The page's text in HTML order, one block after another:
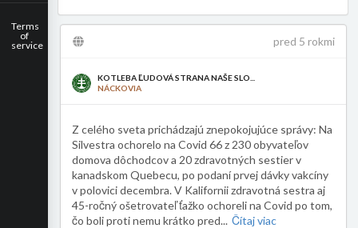
Terms
of
service
pred 5 rokmi
KOTLEBA ĽUDOVÁ STRANA NAŠE SLO...
NÁCKOVIA
Z celého sveta prichádzajú znepokojujúce správy: Na
Silvestra ochorelo na Covid 66 z 230 obyvateľov
domova dôchodcov a 20 zdravotných sestier v
kanadskom Quebecu, po podaní prvej dávky vakcíny
v polovici decembra. V Kalifornii zdravotná sestra aj
45-ročný ošetrovateľ ťažko ochoreli na Covid po tom,
čo boli proti nemu krátko pred... Čítaj viac